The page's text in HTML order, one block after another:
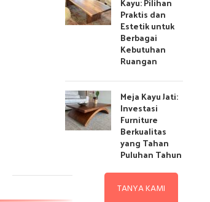
Praktis dan
Estetik untuk
Berbagai
Kebutuhan
Ruangan
Meja Kayu Jati:
Investasi
Furniture
Berkualitas
yang Tahan
Puluhan Tahun
TANYA KAMI